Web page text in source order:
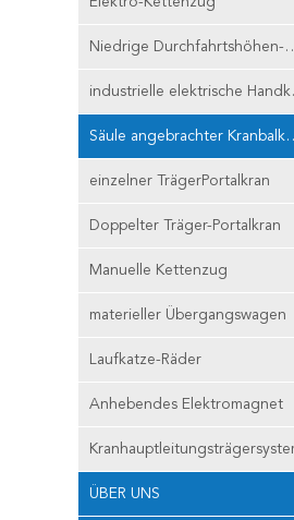
Niedrige
Säule
einzelner TrägerPortalkran
Doppelter Träger-Portalkran
Manuelle Kettenzug
materieller Übergangswagen
Laufkatze-Räder
Anhebendes Elektromagnet
ÜBER UNS